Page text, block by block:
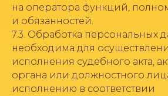
на оператора функций,
и обязанностей.
7.3. Обработка персональных
необходима для
исполнения судебного акта,
органа или должностного
исполнению в соответствии